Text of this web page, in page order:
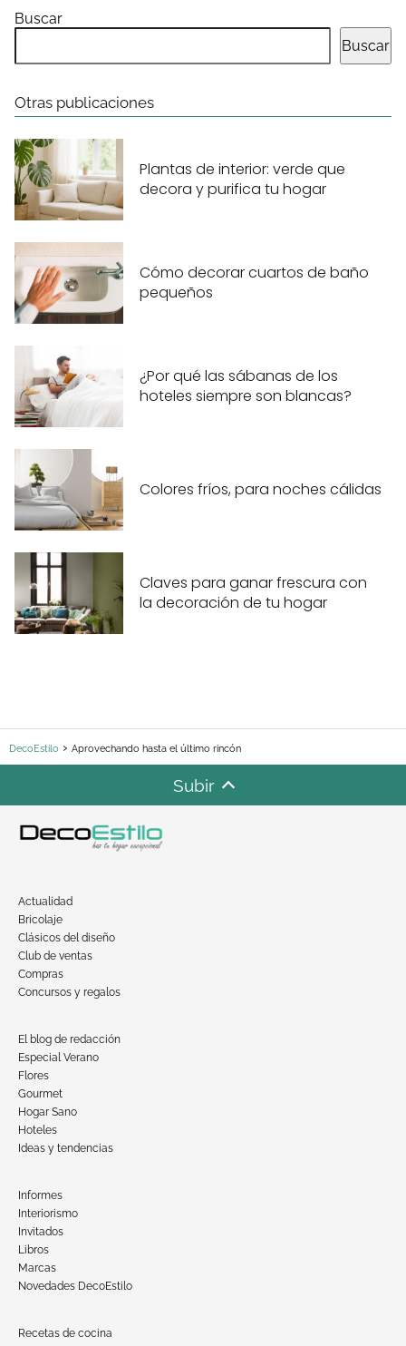
Buscar
Buscar
Otras publicaciones
Plantas de interior: verde que
decora y purifica tu hogar
Cómo decorar cuartos de baño
pequeños
¿Por qué las sábanas de los
hoteles siempre son blancas?
Colores fríos, para noches cálidas
Claves para ganar frescura con
la decoración de tu hogar
DecoEstilo Aprovechando hasta el último rincón
Subir
Actualidad
Bricolaje
Clásicos del diseño
Club de ventas
Compras
Concursos y regalos
El blog de redacción
Especial Verano
Flores
Gourmet
Hogar Sano
Hoteles
Ideas y tendencias
Informes
Interiorismo
Invitados
Libros
Marcas
Novedades DecoEstilo
Recetas de cocina